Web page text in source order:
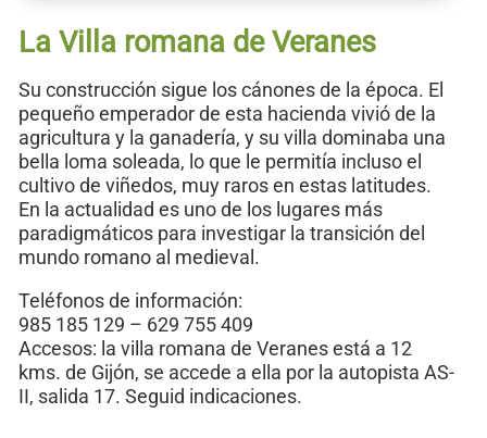
La Villa romana de Veranes
Su construcción sigue los cánones de la época. El
pequeño emperador de esta hacienda vivió de la
agricultura y la ganadería, y su villa dominaba una
bella loma soleada, lo que le permitía incluso el
cultivo de viñedos, muy raros en estas latitudes.
En la actualidad es uno de los lugares más
paradigmáticos para investigar la transición del
mundo romano al medieval.
Teléfonos de información:
985 185 129 – 629 755 409
Accesos: la villa romana de Veranes está a 12
kms. de Gijón, se accede a ella por la autopista AS-
II, salida 17. Seguid indicaciones.